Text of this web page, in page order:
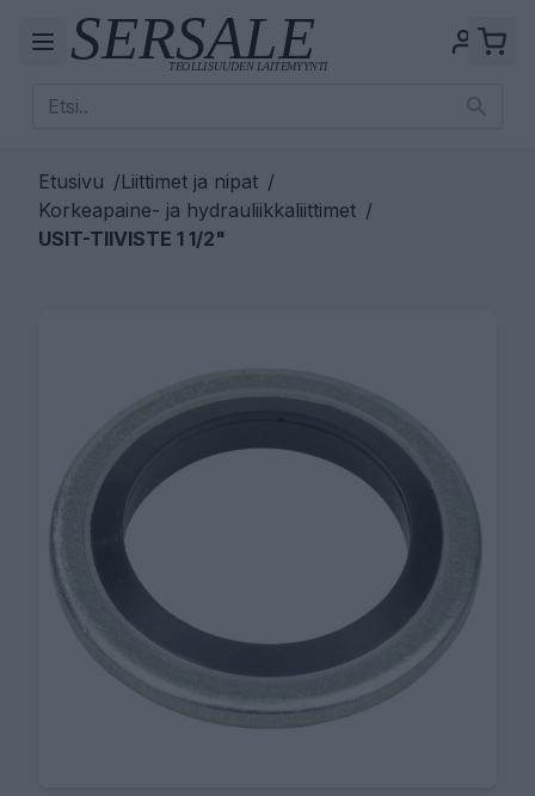
Etusivu /Liittimet ja nipat /
Korkeapaine- ja hydrauliikkaliittimet /
USIT-TIIVISTE 1 1/2"